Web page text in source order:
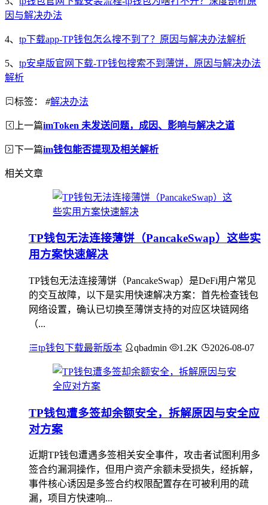
因与解决办法
4、 tp下载app-TP钱包怎么搜不到了？原因与解决办法解析
5、 tp安卓版官网下载-TP钱包搜索不到薄饼，原因与解决办法
解析
标签： #解决办法
上一篇imToken 未发送问题，成因、影响与解决之道
下一篇im钱包能否提现及相关解析
相关文章
TP钱包无法连接薄饼（PancakeSwap）这些实
用方案快速解决
TP钱包无法连接薄饼（PancakeSwap）是DeFi用户常见
的交互故障，以下是实用快速解决方案：首先检查钱包
网络设置，确认已切换至薄饼支持的对应区块链网络
（...
tp钱包下载最新版本 qbadmin 1.2K 2026-08-07
TP钱包遭多签却余额安全，拆解原因与安全应
对方案
近期TP钱包遭遇多签相关安全事件，攻击者试图利用多
签合约漏洞操作，但用户资产余额未受损失，经拆解，
事件核心诱因是多签合约权限配置存在可被利用的疏
漏，项目方快速响...